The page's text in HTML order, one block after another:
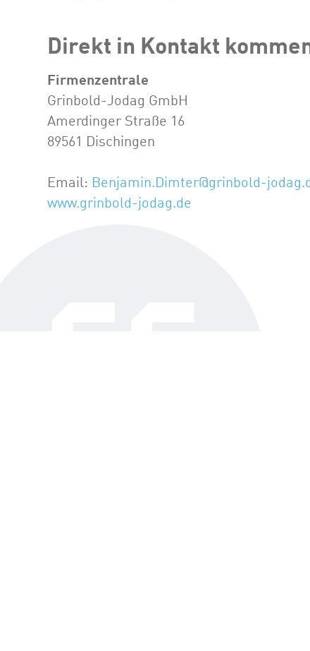
Direkt in Kontakt
Firmenzentrale
Grinbold-Jodag GmbH
Amerdinger Straße 16
89561 Dischingen
Email: Benjamin.Dimter@grinbold-
www.grinbold-jodag.de